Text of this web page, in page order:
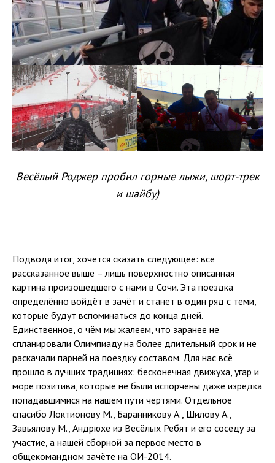
Весёлый Роджер пробил горные лыжи, шорт-трек
и шайбу)
Подводя итог, хочется сказать следующее: все
рассказанное выше – лишь поверхностно описанная
картина произошедшего с нами в Сочи. Эта поездка
определённо войдёт в зачёт и станет в один ряд с теми,
которые будут вспоминаться до конца дней.
Единственное, о чём мы жалеем, что заранее не
спланировали Олимпиаду на более длительный срок и не
раскачали парней на поездку составом. Для нас всё
прошло в лучших традициях: бесконечная движуха, угар и
море позитива, которые не были испорчены даже изредка
попадавшимися на нашем пути чертями. Отдельное
спасибо Локтионову М., Баранникову А., Шилову А.,
Завьялову М., Андрюхе из Весёлых Ребят и его соседу за
участие, а нашей сборной за первое место в
общекомандном зачёте на ОИ-2014.